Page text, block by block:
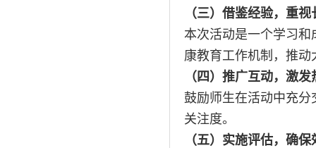
（三）借鉴经验，重视
本次活动是一个学习
康教育工作机制，推
（四）推广互动，激发
鼓励师生在活动中充
关注度。
（五）实施评估，确保